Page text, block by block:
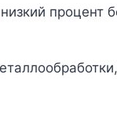
процент